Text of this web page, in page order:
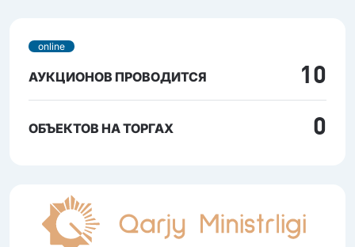
online
АУКЦИОНОВ ПРОВОДИТСЯ 10
ОБЪЕКТОВ НА ТОРГАХ 0